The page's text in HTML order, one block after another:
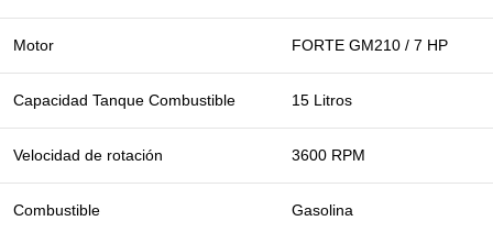
Motor FORTE GM210 / 7 HP
Capacidad Tanque Combustible 15 Litros
Velocidad de rotación 3600 RPM
Combustible Gasolina